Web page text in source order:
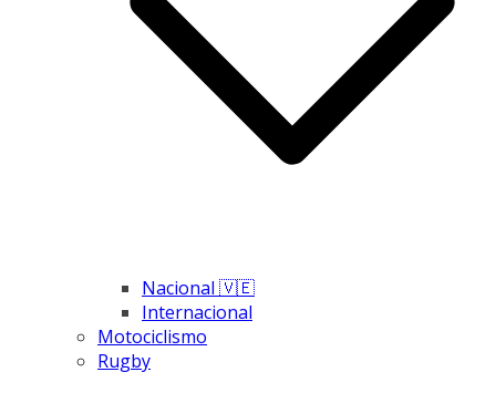
Nacional 🇻🇪
Internacional
Motociclismo
Rugby